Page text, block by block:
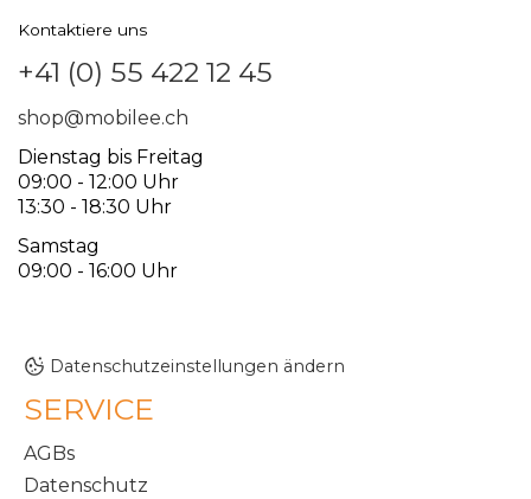
Kontaktiere uns
+41 (0) 55 422 12 45
shop@mobilee.ch
Dienstag bis Freitag
09:00 - 12:00 Uhr
13:30 - 18:30 Uhr
Samstag
09:00 - 16:00 Uhr
Datenschutzeinstellungen ändern
SERVICE
AGBs
Datenschutz